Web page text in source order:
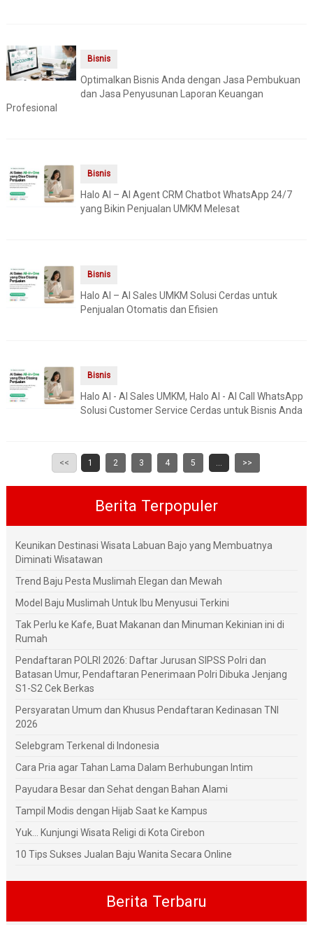
Bisnis
Optimalkan Bisnis Anda dengan Jasa Pembukuan
dan Jasa Penyusunan Laporan Keuangan
Profesional
Bisnis
Halo AI – AI Agent CRM Chatbot WhatsApp 24/7
yang Bikin Penjualan UMKM Melesat
Bisnis
Halo AI – AI Sales UMKM Solusi Cerdas untuk
Penjualan Otomatis dan Efisien
Bisnis
Halo AI - AI Sales UMKM, Halo AI - AI Call WhatsApp
Solusi Customer Service Cerdas untuk Bisnis Anda
<< 1 2 3 4 5 ... >>
Berita Terpopuler
Keunikan Destinasi Wisata Labuan Bajo yang Membuatnya
Diminati Wisatawan
Trend Baju Pesta Muslimah Elegan dan Mewah
Model Baju Muslimah Untuk Ibu Menyusui Terkini
Tak Perlu ke Kafe, Buat Makanan dan Minuman Kekinian ini di
Rumah
Pendaftaran POLRI 2026: Daftar Jurusan SIPSS Polri dan
Batasan Umur, Pendaftaran Penerimaan Polri Dibuka Jenjang
S1-S2 Cek Berkas
Persyaratan Umum dan Khusus Pendaftaran Kedinasan TNI
2026
Selebgram Terkenal di Indonesia
Cara Pria agar Tahan Lama Dalam Berhubungan Intim
Payudara Besar dan Sehat dengan Bahan Alami
Tampil Modis dengan Hijab Saat ke Kampus
Yuk... Kunjungi Wisata Religi di Kota Cirebon
10 Tips Sukses Jualan Baju Wanita Secara Online
Berita Terbaru